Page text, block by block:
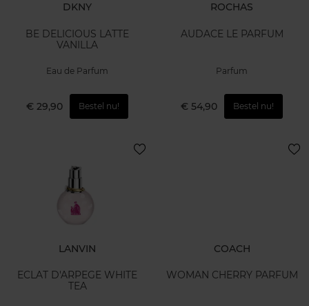
DKNY
BE DELICIOUS LATTE
VANILLA
Eau de Parfum
€ 29,90 Bestel nu!
ROCHAS
AUDACE LE PARFUM
Parfum
€ 54,90 Bestel nu!
LANVIN
ECLAT D'ARPEGE WHITE
TEA
COACH
WOMAN CHERRY PARFUM